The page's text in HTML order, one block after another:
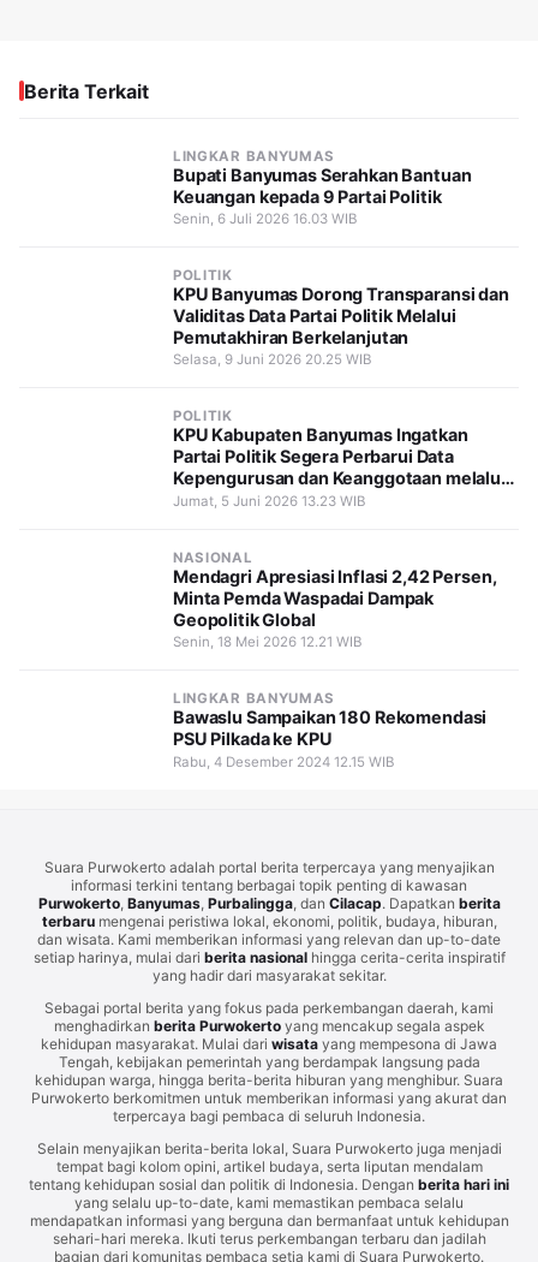
Berita Terkait
LINGKAR BANYUMAS
Bupati Banyumas Serahkan Bantuan
Keuangan kepada 9 Partai Politik
Senin, 6 Juli 2026 16.03 WIB
POLITIK
KPU Banyumas Dorong Transparansi dan
Validitas Data Partai Politik Melalui
Pemutakhiran Berkelanjutan
Selasa, 9 Juni 2026 20.25 WIB
POLITIK
KPU Kabupaten Banyumas Ingatkan
Partai Politik Segera Perbarui Data
Kepengurusan dan Keanggotaan melalui
SIPOL
Jumat, 5 Juni 2026 13.23 WIB
NASIONAL
Mendagri Apresiasi Inflasi 2,42 Persen,
Minta Pemda Waspadai Dampak
Geopolitik Global
Senin, 18 Mei 2026 12.21 WIB
LINGKAR BANYUMAS
Bawaslu Sampaikan 180 Rekomendasi
PSU Pilkada ke KPU
Rabu, 4 Desember 2024 12.15 WIB
Suara Purwokerto adalah portal berita terpercaya yang menyajikan
informasi terkini tentang berbagai topik penting di kawasan
Purwokerto, Banyumas, Purbalingga, dan Cilacap. Dapatkan berita
terbarumengenai peristiwa lokal, ekonomi, politik, budaya, hiburan,
dan wisata. Kami memberikan informasi yang relevan dan up-to-date
setiap harinya, mulai dari berita nasionalhingga cerita-cerita inspiratif
yang hadir dari masyarakat sekitar.
Sebagai portal berita yang fokus pada perkembangan daerah, kami
menghadirkan berita Purwokertoyang mencakup segala aspek
kehidupan masyarakat. Mulai dari wisata yang mempesona di Jawa
Tengah, kebijakan pemerintah yang berdampak langsung pada
kehidupan warga, hingga berita-berita hiburan yang menghibur. Suara
Purwokerto berkomitmen untuk memberikan informasi yang akurat dan
terpercaya bagi pembaca di seluruh Indonesia.
Selain menyajikan berita-berita lokal, Suara Purwokerto juga menjadi
tempat bagi kolom opini, artikel budaya, serta liputan mendalam
tentang kehidupan sosial dan politik di Indonesia. Dengan berita hari ini
yang selalu up-to-date, kami memastikan pembaca selalu
mendapatkan informasi yang berguna dan bermanfaat untuk kehidupan
sehari-hari mereka. Ikuti terus perkembangan terbaru dan jadilah
bagian dari komunitas pembaca setia kami di Suara Purwokerto.